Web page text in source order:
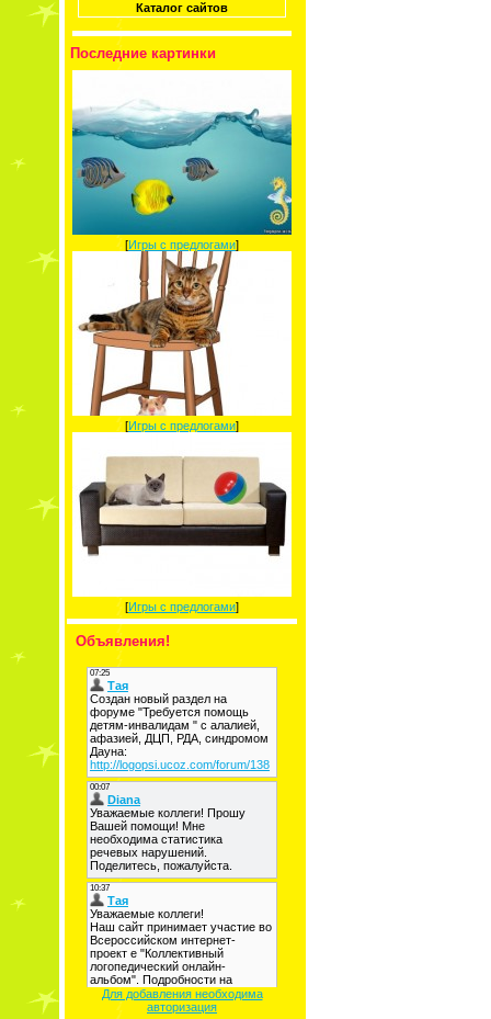
Каталог сайтов
Последние картинки
[Игры с предлогами]
[Игры с предлогами]
[Игры с предлогами]
Объявления!
Для добавления необходима
авторизация